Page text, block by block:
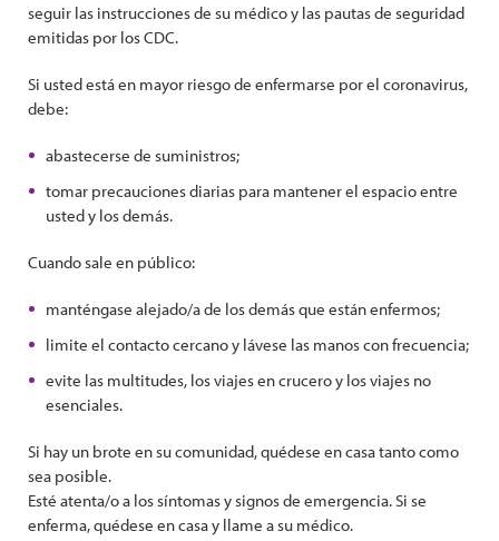
seguir las instrucciones de su médico y las pautas de seguridad
emitidas por los CDC.
Si usted está en mayor riesgo de enfermarse por el coronavirus,
debe:
abastecerse de suministros;
tomar precauciones diarias para mantener el espacio entre
usted y los demás.
Cuando sale en público:
manténgase alejado/a de los demás que están enfermos;
limite el contacto cercano y lávese las manos con frecuencia;
evite las multitudes, los viajes en crucero y los viajes no
esenciales.
Si hay un brote en su comunidad, quédese en casa tanto como
sea posible.
Esté atenta/o a los síntomas y signos de emergencia. Si se
enferma, quédese en casa y llame a su médico.